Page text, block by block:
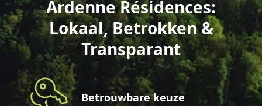
Ardenne Résidences:
Lokaal, Betrokken &
Transparant
Betrouwbare keuze